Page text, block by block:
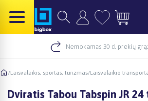
Nemokamas 30 d. prekių
/Laisvalaikis, sportas, turizmas/Laisvalaikio
Dviratis Tabou Tabspin JR